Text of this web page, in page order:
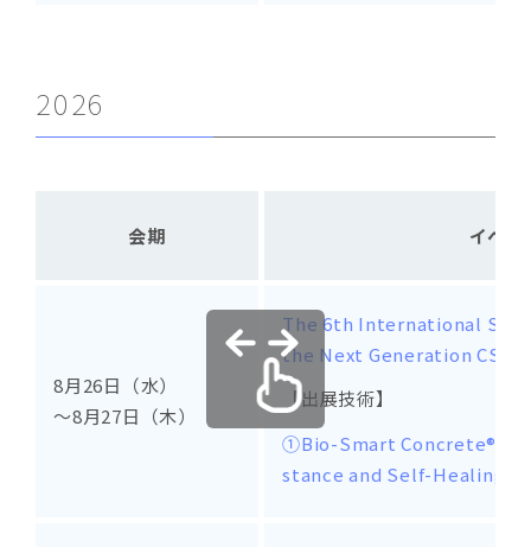
2026
会期 イベ
8月26日（水）
～8月27日（木）
The 6th International
the Next Generation CSN
【出展技術】
①Bio-Smart Concrete®（
stance and Self-Healing